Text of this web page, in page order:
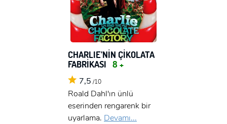
CHARLIE’NİN ÇİKOLATA
FABRİKASI 8 +
7,5 /10
Roald Dahl'ın ünlü
eserinden rengarenk bir
uyarlama. Devamı...